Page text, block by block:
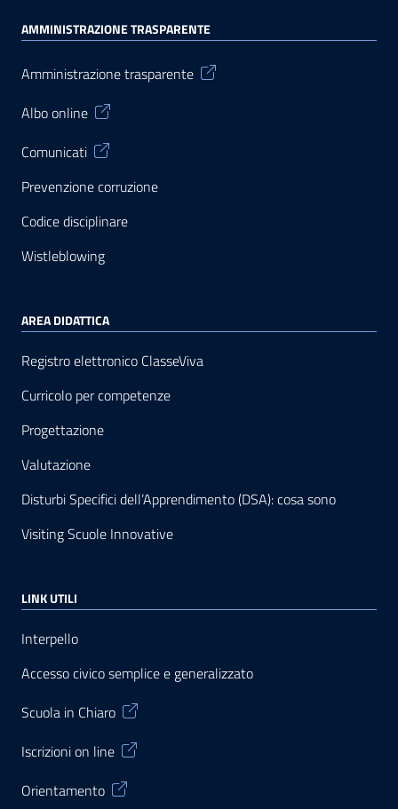
AMMINISTRAZIONE TRASPARENTE
Amministrazione trasparente
Albo online
Comunicati
Prevenzione corruzione
Codice disciplinare
Wistleblowing
AREA DIDATTICA
Registro elettronico ClasseViva
Curricolo per competenze
Progettazione
Valutazione
Disturbi Specifici dell’Apprendimento (DSA): cosa sono
Visiting Scuole Innovative
LINK UTILI
Interpello
Accesso civico semplice e generalizzato
Scuola in Chiaro
Iscrizioni on line
Orientamento